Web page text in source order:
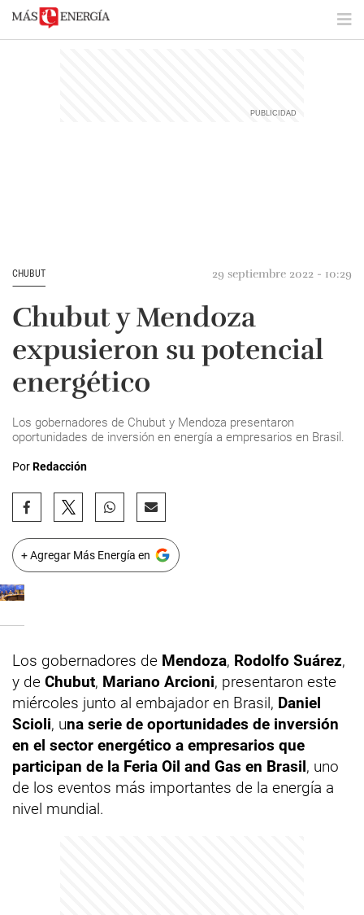
CHUBUT 29 septiembre 2022 - 10:29
Chubut y Mendoza
expusieron su potencial
energético
Los gobernadores de Chubut y Mendoza presentaron
oportunidades de inversión en energía a empresarios en Brasil.
PorRedacción
+ Agregar Más Energía en
Los gobernadores de Mendoza, Rodolfo Suárez,
y de Chubut, Mariano Arcioni, presentaron este
miércoles junto al embajador en Brasil, Daniel
Scioli, una serie de oportunidades de inversión
en el sector energético a empresarios que
participan de la Feria Oil and Gas en Brasil, uno
de los eventos más importantes de la energía a
nivel mundial.